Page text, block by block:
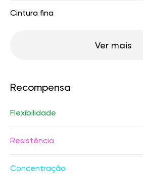
Cintura fina
Ver mais
Recompensa
Flexibilidade
Resistência
Concentração